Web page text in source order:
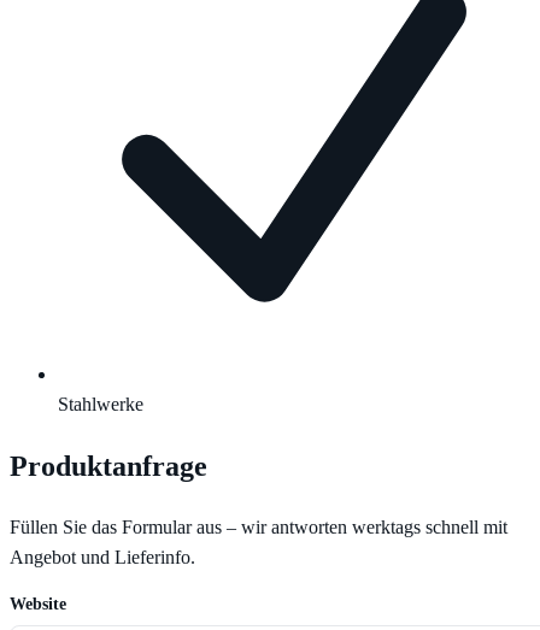
Stahlwerke
Produktanfrage
Füllen Sie das Formular aus – wir antworten werktags schnell mit
Angebot und Lieferinfo.
Website